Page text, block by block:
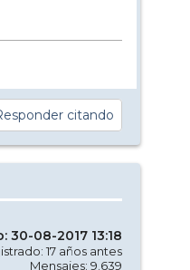
citando
30-08-2017 13:18
17 años antes
Mensajes: 9.639